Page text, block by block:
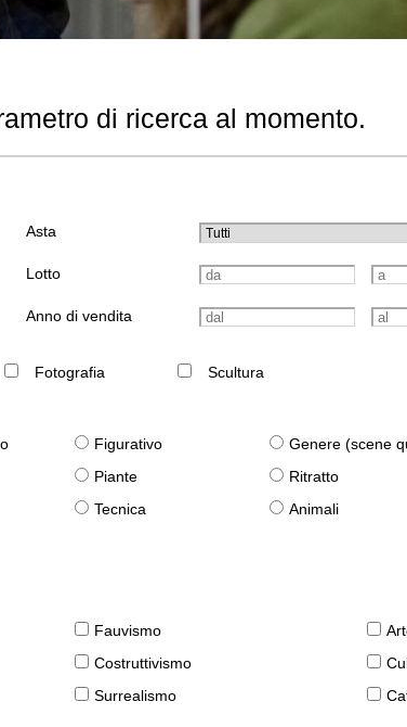
di ricerca al momento.
Asta
Lotto
Anno di vendita
Fotografia Scultura
Figurativo Genere (scene
Piante Ritratto
Tecnica Animali
Fauvismo
Costruttivismo
Surrealismo